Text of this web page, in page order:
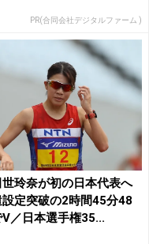
PR(合同会社デジタルファーム )
世玲奈が初の日本代表へ
設定突破の2時間45分48
／日本選手権35...